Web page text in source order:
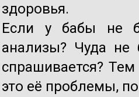
здоровья.
Если у бабы не
анализы? Чуда не
спрашивается?
это её проблемы,